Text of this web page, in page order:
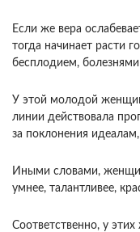
Если же вера
тогда начинает расти
бесплодием,
У этой молодой
линии действовала
за поклонения
Иными словами,
умнее, талантливее,
Соответственно, у